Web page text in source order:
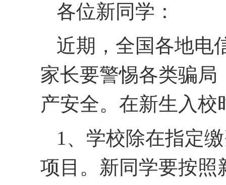
各位新同学：
近期，全国各地电
家长要警惕各类骗
产安全。在新生入
1、学校除在指定
项目。新同学要按照